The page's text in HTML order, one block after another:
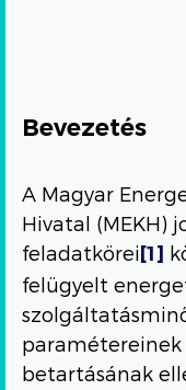
Bevezetés
A Magyar
Hivatal (MEKH)
feladatkörei[1]
felügyelt
paramétereinek
betartásának